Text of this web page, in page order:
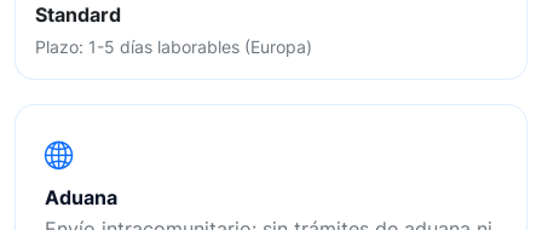
Standard
Plazo: 1-5 días laborables (Europa)
Aduana